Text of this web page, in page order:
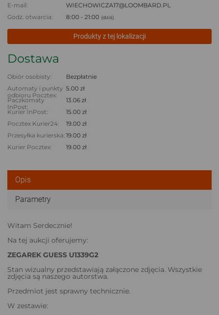
E-mail:
WIECHOWICZA17@LOOMBARD.PL
Godz. otwarcia:
8:00 - 21:00 (dziś)
Produkty z tej lokalizacji
Dostawa
Obiór osobisty:
Bezpłatnie
Automaty i punkty
odbioru Pocztex:
5.00 zł
Paczkomaty
InPost:
13.06 zł
Kurier InPost:
15.00 zł
Pocztex Kurier24:
19.00 zł
Przesyłka kurierska: 19.00 zł
Kurier Pocztex:
19.00 zł
Opis
Parametry
Witam Serdecznie!
Na tej aukcji oferujemy:
ZEGAREK GUESS U1339G2
Stan wizualny przedstawiają załączone zdjęcia. Wszystkie
zdjęcia są naszego autorstwa.
Przedmiot jest sprawny technicznie.
W zestawie: